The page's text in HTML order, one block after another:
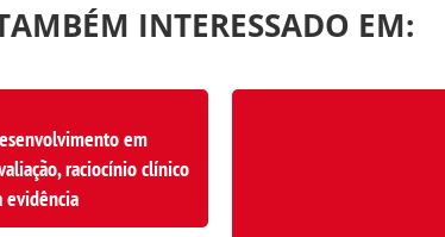
INTERESSADO EM:
em
raciocínio clínico
evidência